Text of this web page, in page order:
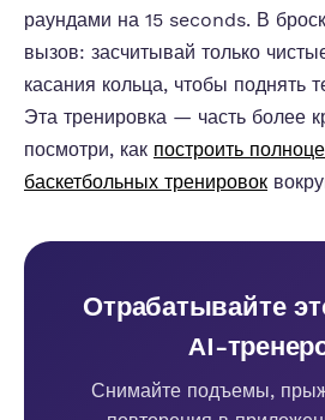
раундами на 15 seconds. В
вызов: засчитывай только
касания кольца, чтобы поднять
Эта тренировка — часть более
посмотри, как построить
баскетбольных тренировок
Отрабатывайте
AI-
Снимайте подъемы,